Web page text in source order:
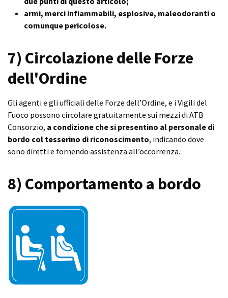
armi, merci infiammabili, esplosive, maleodoranti o
comunque pericolose.
7) Circolazione delle Forze
dell'Ordine
Gli agenti e gli ufficiali delle Forze dell’Ordine, e i Vigili del
Fuoco possono circolare gratuitamente sui mezzi di ATB
Consorzio, a condizione che si presentino al personale di
bordo col tesserino di riconoscimento, indicando dove
sono diretti e fornendo assistenza all’occorrenza.
8) Comportamento a bordo